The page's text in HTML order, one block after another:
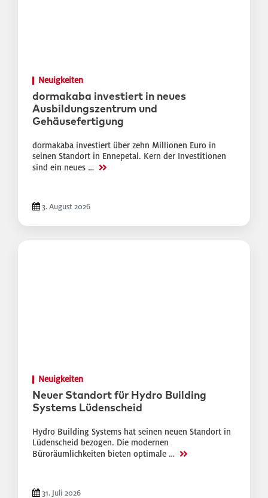
Neuigkeiten
dormakaba investiert in neues
Ausbildungszentrum und
Gehäusefertigung
dormakaba investiert über zehn Millionen Euro in
seinen Standort in Ennepetal. Kern der Investitionen
sind ein neues … >>
3. August 2026
Neuigkeiten
Neuer Standort für Hydro Building
Systems Lüdenscheid
Hydro Building Systems hat seinen neuen Standort in
Lüdenscheid bezogen. Die modernen
Büroräumlichkeiten bieten optimale … >>
31. Juli 2026